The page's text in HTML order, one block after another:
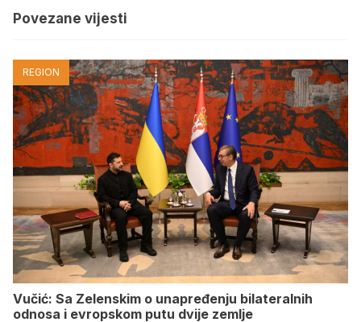
Povezane vijesti
REGION
Vučić: Sa Zelenskim o unapređenju bilateralnih
odnosa i evropskom putu dvije zemlje